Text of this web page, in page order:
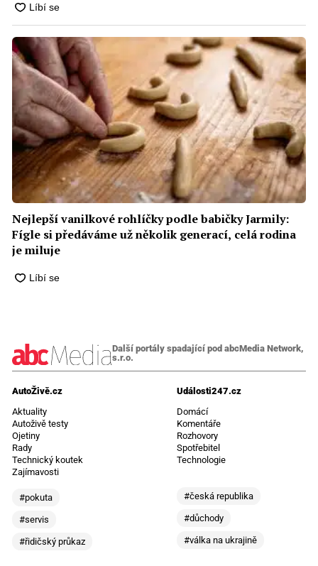
Nejlepší vanilkové rohlíčky podle babičky Jarmily:
Fígle si předáváme už několik generací, celá rodina
je miluje
Další portály spadající pod abcMedia Network,
s.r.o.
AutoŽivě.cz
Aktuality
Autoživě testy
Ojetiny
Rady
Technický koutek
Zajímavosti
#pokuta
#servis
#řidičský průkaz
Události247.cz
Domácí
Komentáře
Rozhovory
Spotřebitel
Technologie
#česká republika
#důchody
#válka na ukrajině